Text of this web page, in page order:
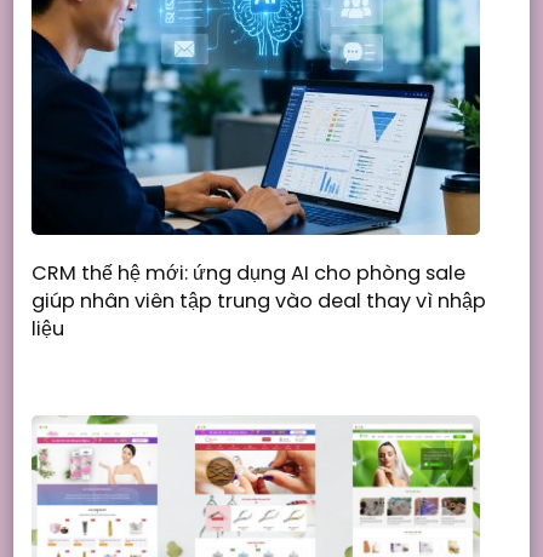
CRM thế hệ mới: ứng dụng AI cho phòng sale
giúp nhân viên tập trung vào deal thay vì nhập
liệu